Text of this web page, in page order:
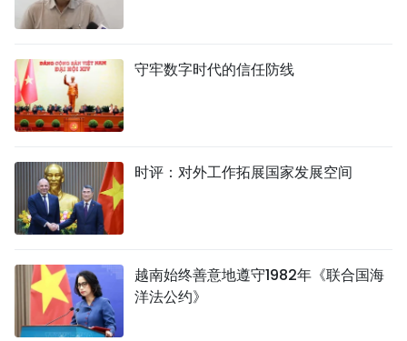
守牢数字时代的信任防线
时评：对外工作拓展国家发展空间
越南始终善意地遵守1982年《联合国海
洋法公约》